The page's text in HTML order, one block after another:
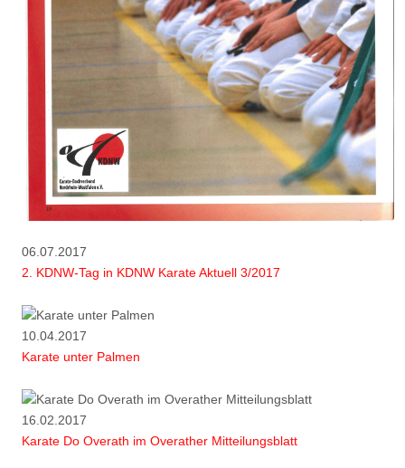
06.07.2017
2. KDNW-Tag in KDNW Karate Aktuell 3/2017
10.04.2017
Karate unter Palmen
16.02.2017
Karate Do Overath im Overather Mitteilungsblatt